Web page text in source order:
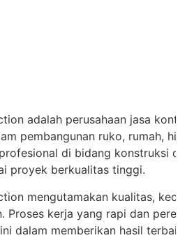
adalah perusahaan jasa
pembangunan ruko, rumah,
di bidang konstruksi
proyek berkualitas tinggi.
mengutamakan kualitas,
Proses kerja yang rapi dan
dalam memberikan hasil terbaik